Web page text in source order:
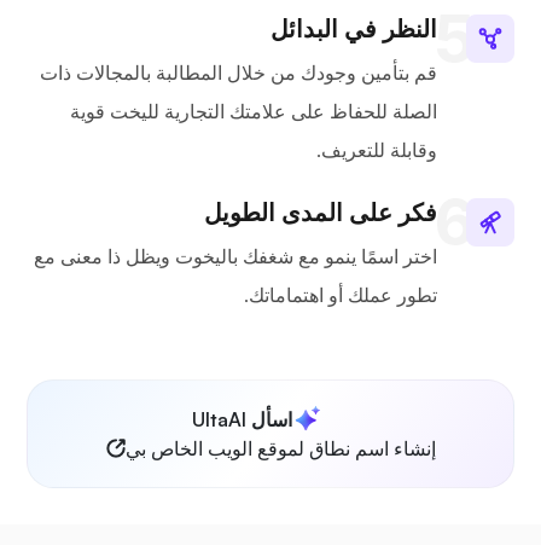
النظر في البدائل
قم بتأمين وجودك من خلال المطالبة بالمجالات ذات
الصلة للحفاظ على علامتك التجارية لليخت قوية
وقابلة للتعريف.
فكر على المدى الطويل
اختر اسمًا ينمو مع شغفك باليخوت ويظل ذا معنى مع
تطور عملك أو اهتماماتك.
اسأل UltaAI
إنشاء اسم نطاق لموقع الويب الخاص بي